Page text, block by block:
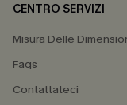
CENTRO SERVIZI
Misura Delle
Faqs
Contattateci